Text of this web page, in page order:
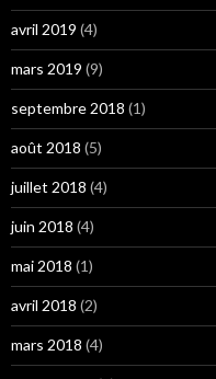
avril 2019 (4)
mars 2019 (9)
septembre 2018 (1)
août 2018 (5)
juillet 2018 (4)
juin 2018 (4)
mai 2018 (1)
avril 2018 (2)
mars 2018 (4)